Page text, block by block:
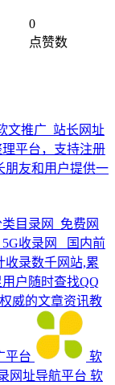
0
点赞数
文推广_站长网址
平台，支持注册
朋友和用户提供一
目录网_免费网
5G收录网_ 国内前
收录数千网站,累
户随时查找QQ
威的文章资讯教
平台
软
网址导航平台 软